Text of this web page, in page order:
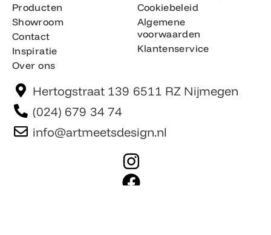
Producten
Showroom
Contact
Inspiratie
Over ons
Cookiebeleid
Algemene
voorwaarden
Klantenservice
Hertogstraat 139 6511 RZ Nijmegen
(024) 679 34 74
info@artmeetsdesign.nl
I
n
F